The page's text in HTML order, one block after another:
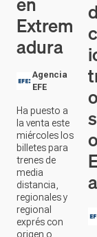
Extrem
adura
EFE
la venta este
miércoles los
billetes para
trenes de
media
distancia,
regionales y
regional
exprés con
origen o